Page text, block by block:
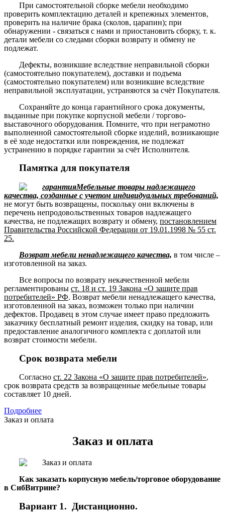
При самостоятельной сборке мебели необходимо
проверить комплектацию деталей и крепежных элементов,
проверить на наличие брака (сколов, царапин); при
обнаружении - связаться с нами и приостановить сборку, т. к.
детали мебели со следами сборки возврату и обмену не
подлежат.
Дефекты, возникшие вследствие неправильной сборки
(самостоятельно покупателем), доставки и подъема
(самостоятельно покупателем) или возникшие вследствие
неправильной эксплуатации, устраняются за счёт Покупателя.
Сохраняйте до конца гарантийного срока документы,
выданные при покупке корпусной мебели / торгово-
выставочного оборудования. Помните, что при неграмотно
выполненной самостоятельной сборке изделий, возникающие
в её ходе недостатки или повреждения, не подлежат
устранению в порядке гарантии за счёт Исполнителя.
Памятка для покупателя
Мебельные товары надлежащего
качества, созданные с учетом индивидуальных требований,
не могут быть возвращены, поскольку они включены в
перечень непродовольственных товаров надлежащего
качества, не подлежащих возврату и обмену, постановлением
Правительства Российской Федерации от 19.01.1998 № 55 ст.
25.
Возврат мебели ненадлежащего качества, в том числе –
изготовленной на заказ.
Все вопросы по возврату некачественной мебели
регламентированы ст. 18 и ст. 19 Закона «О защите прав
потребителей» РФ. Возврат мебели ненадлежащего качества,
изготовленной на заказ, возможен только при наличии
дефектов. Продавец в этом случае имеет право предложить
заказчику бесплатный ремонт изделия, скидку на товар, или
предоставление аналогичного комплекта с доплатой или
возврат стоимости мебели.
Срок возврата мебели
Согласно ст. 22 Закона «О защите прав потребителей»,
срок возврата средств за возвращенные мебельные товары
составляет 10 дней.
Подробнее
Заказ и оплата
Заказ и оплата
Как заказать корпусную мебель/торговое оборудование
в СибВитрине?
Вариант 1. Дистанционно.